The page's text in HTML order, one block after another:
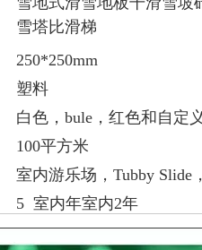
雪塔比滑梯
250*250mm
塑料
白色，bule，红色和自定
100平方米
室内游乐场，Tubby Slide
5 室内年室内2年